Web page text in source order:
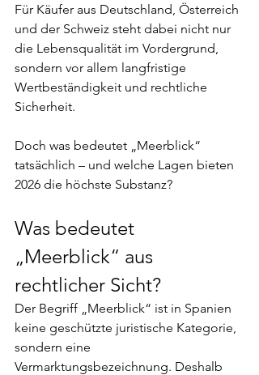
Für Käufer aus Deutschland, Österreich
und der Schweiz steht dabei nicht nur
die Lebensqualität im Vordergrund,
sondern vor allem langfristige
Wertbeständigkeit und rechtliche
Sicherheit.
Doch was bedeutet „Meerblick“
tatsächlich – und welche Lagen bieten
2026 die höchste Substanz?
Was bedeutet
„Meerblick“ aus
rechtlicher Sicht?
Der Begriff „Meerblick“ ist in Spanien
keine geschützte juristische Kategorie,
sondern eine
Vermarktungsbezeichnung. Deshalb